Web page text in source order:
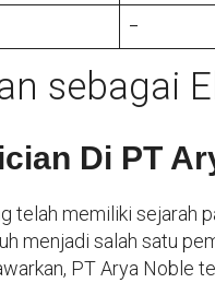
–
sebagai
Di PT
telah memiliki sejarah
menjadi salah satu
PT Arya Noble